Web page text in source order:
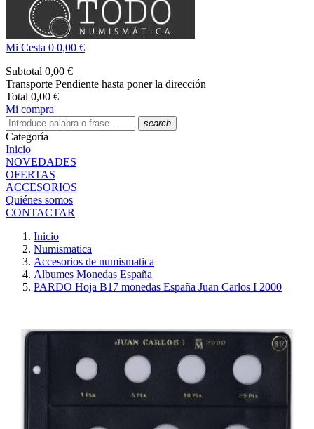
Mi Cesta 0 0,00 €
Subtotal 0,00 €
Transporte Pendiente hasta poner la dirección
Total 0,00 €
Mi compra
search
Categoría
Inicio
NOVEDADES
OFERTAS
ACCESORIOS
Quiénes somos
CONTACTAR
Inicio
Numismatica
Accesorios de numismatica
Albumes Monedas España
PARDO Hoja B17 monedas España Juan Carlos I 2000